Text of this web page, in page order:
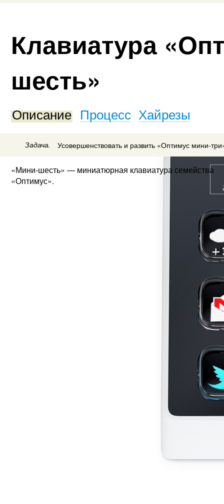
Клавиатура
шесть»
Описание Процесс Хайрезы
Задача. Усовершенствовать и развить «Оптимус мини-
«Мини-шесть» — миниатюрная клавиатура семейства
«Оптимус».